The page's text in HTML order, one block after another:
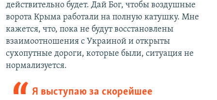
действительно будет. Дай Бог, чтобы воздушные
ворота Крыма работали на полную катушку. Мне
кажется, что, пока не будут восстановлены
взаимоотношения с Украиной и открыты
сухопутные дороги, которые были, ситуация не
нормализуется.
Я выступаю за скорейшее